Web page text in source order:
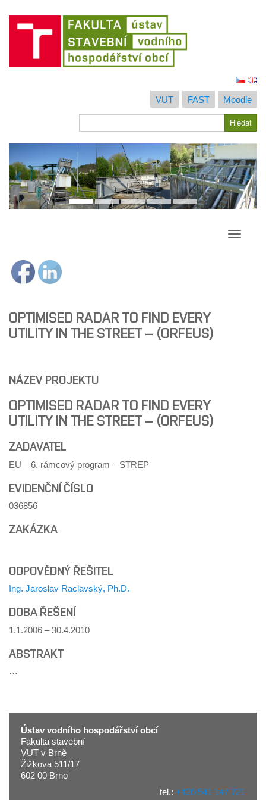
VUT FAST
Moodle
Hledat
OPTIMISED RADAR TO FIND EVERY
UTILITY IN THE STREET – (ORFEUS)
NÁZEV PROJEKTU
OPTIMISED RADAR TO FIND EVERY
UTILITY IN THE STREET – (ORFEUS)
ZADAVATEL
EU – 6. rámcový program – STREP
EVIDENČNÍ ČÍSLO
036856
ZAKÁZKA
ODPOVĚDNÝ ŘEŠITEL
Ing. Jaroslav Raclavský, Ph.D.
DOBA ŘEŠENÍ
1.1.2006 – 30.4.2010
ABSTRAKT
…
Ústav vodního hospodářství obcí
Fakulta stavební
VUT v Brně
Žižkova 511/17
602 00 Brno
tel.: +420 541 147 721